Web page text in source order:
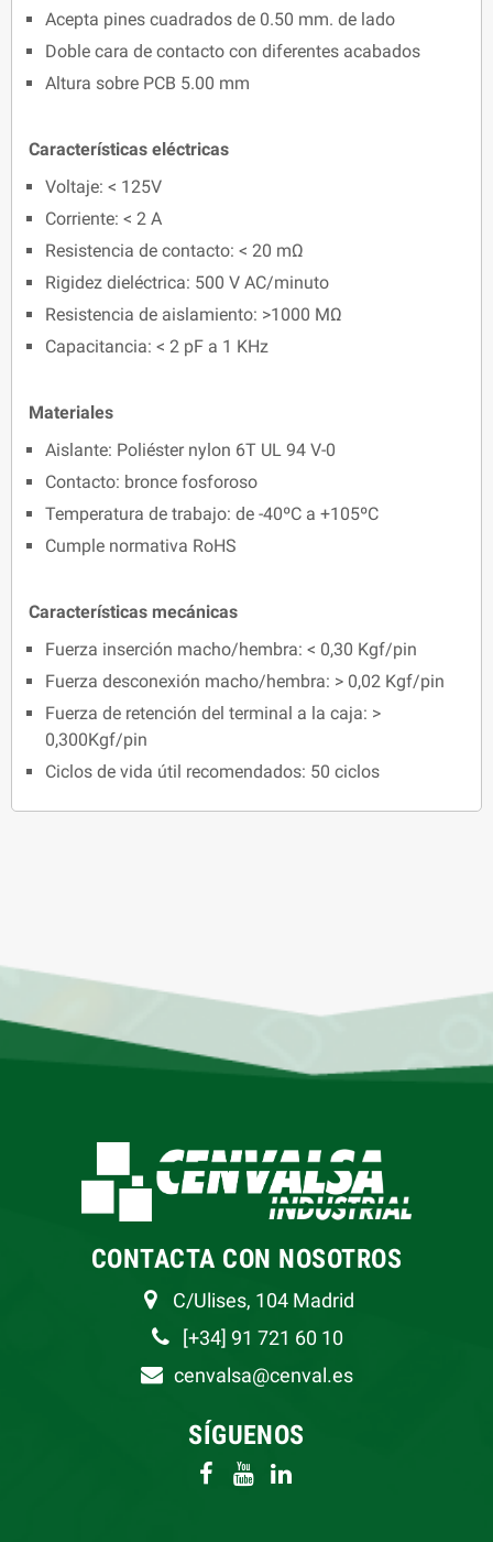
Acepta pines cuadrados de 0.50 mm. de lado
Doble cara de contacto con diferentes acabados
Altura sobre PCB 5.00 mm
Características eléctricas
Voltaje: < 125V
Corriente: < 2 A
Resistencia de contacto: < 20 mΩ
Rigidez dieléctrica: 500 V AC/minuto
Resistencia de aislamiento: >1000 MΩ
Capacitancia: < 2 pF a 1 KHz
Materiales
Aislante: Poliéster nylon 6T UL 94 V-0
Contacto: bronce fosforoso
Temperatura de trabajo: de -40ºC a +105ºC
Cumple normativa RoHS
Características mecánicas
Fuerza inserción macho/hembra: < 0,30 Kgf/pin
Fuerza desconexión macho/hembra: > 0,02 Kgf/pin
Fuerza de retención del terminal a la caja: >
0,300Kgf/pin
Ciclos de vida útil recomendados: 50 ciclos
CONTACTA CON NOSOTROS
C/Ulises, 104 Madrid
[+34] 91 721 60 10
cenvalsa@cenval.es
SÍGUENOS